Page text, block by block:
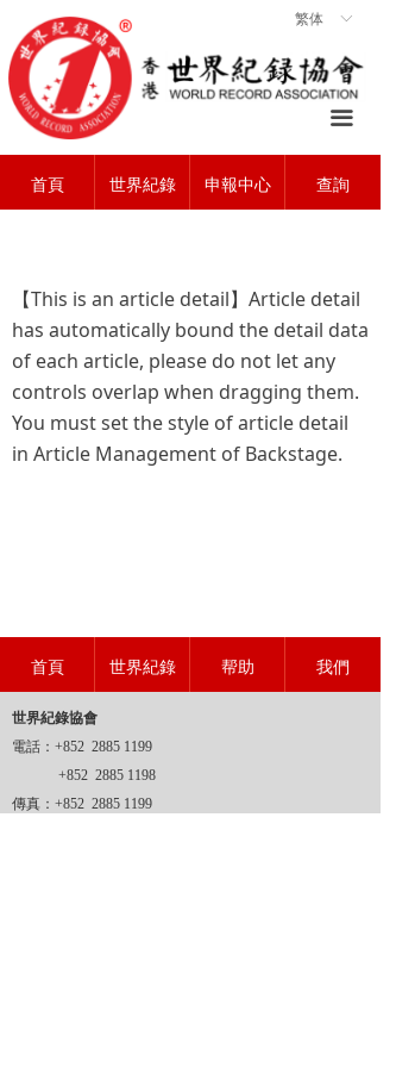
首頁 世界紀錄 申報中心 查詢
ꀅ
繁体
끀
ꀇ 首頁
ꄃ 關於協會
ꁡ 世界紀錄
ꄠ 查詢中心
ꂀ 常見問題
聯系我們
【This is an article detail】Article detail
has automatically bound the detail data
of each article, please do not let any
controls overlap when dragging them.
You must set the style of article detail
in Article Management of Backstage.
首頁 世界紀錄 帮助 我們
世界紀錄協會
電話：+852 2885 1199
+852 2885 1198
傳真：+852 2885 1199